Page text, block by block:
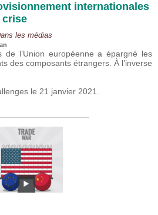
internationales
crise
les médias
de l’Union européenne a épargné les
des composants étrangers. À l’inverse
le 21 janvier 2021.